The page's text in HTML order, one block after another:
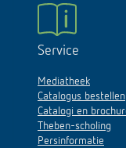
Service
Mediatheek
Catalogus bestellen
Catalogi en
Theben-scholing
Persinformatie